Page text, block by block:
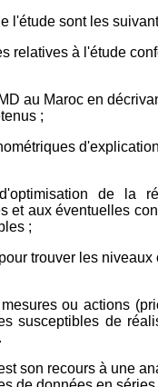
l'étude sont les
relatives à l'étude
au Maroc en
;
de la
et aux éventuelles
;
trouver les niveaux
ou actions
susceptibles de
son recours à une